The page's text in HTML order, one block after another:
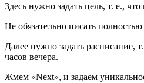
Здесь нужно задать цель, т. е.,
Не обязательно писать
Далее нужно задать расписание,
часов вечера.
Жмем «Next», и задаем